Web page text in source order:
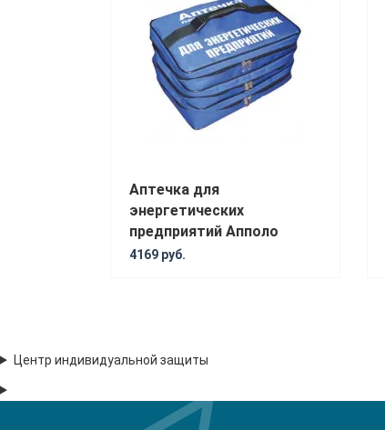
Аптечка для
энергетических
предприятий Апполо
4169 руб.
Центр индивидуальной защиты